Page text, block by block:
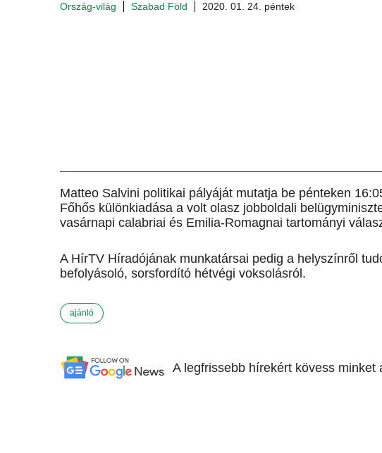
Ország-világ Szabad Föld 2020. 01. 24. péntek
Matteo Salvini politikai pályáját mutatja be pénteken
Főhős különkiadása a volt olasz jobboldali
vasárnapi calabriai és Emilia-Romagnai tartományi
A HírTV Híradójának munkatársai pedig a helyszínről
befolyásoló, sorsfordító hétvégi voksolásról.
ajánló
A legfrissebb hírekért kövess minket